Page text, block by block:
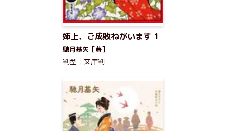
姉上、ご成敗ねがいます 1
馳月基矢［著］
判型：文庫判